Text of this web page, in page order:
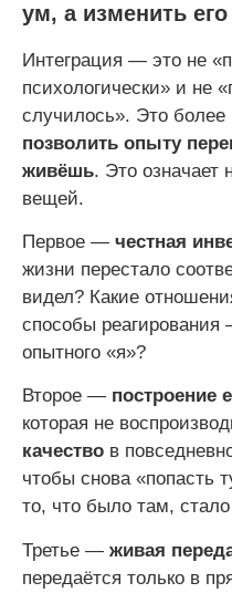
ум, а изменить
Интеграция — это не
психологически» и не
случилось». Это
позволить опыту
живёшь. Это означает
вещей.
Первое — честная
жизни перестало
видел? Какие
способы реагирования
опытного «я»?
Второе — построение
которая не
качество в
чтобы снова «попасть
то, что было там, стало
Третье — живая
передаётся только в